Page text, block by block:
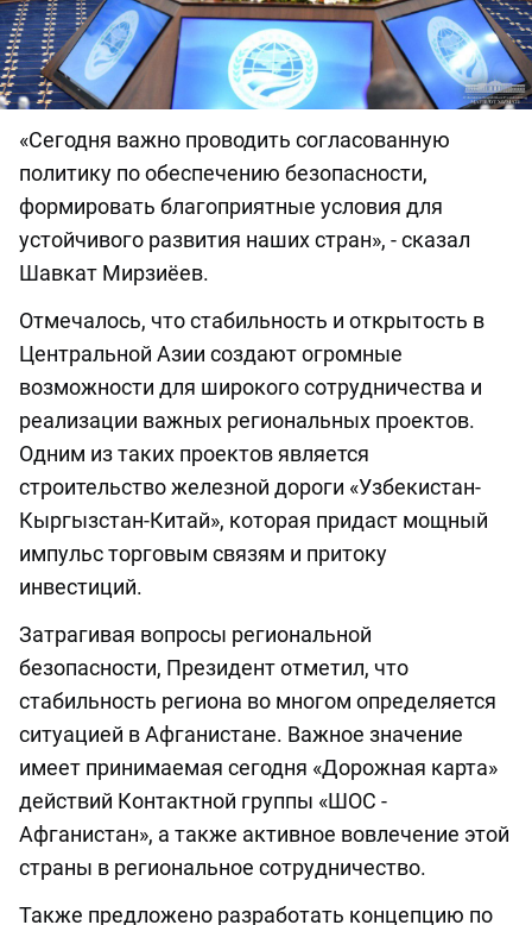
«Сегодня важно проводить согласованную
политику по обеспечению безопасности,
формировать благоприятные условия для
устойчивого развития наших стран», - сказал
Шавкат Мирзиёев.
Отмечалось, что стабильность и открытость в
Центральной Азии создают огромные
возможности для широкого сотрудничества и
реализации важных региональных проектов.
Одним из таких проектов является
строительство железной дороги «Узбекистан-
Кыргызстан-Китай», которая придаст мощный
импульс торговым связям и притоку
инвестиций.
Затрагивая вопросы региональной
безопасности, Президент отметил, что
стабильность региона во многом определяется
ситуацией в Афганистане. Важное значение
имеет принимаемая сегодня «Дорожная карта»
действий Контактной группы «ШОС -
Афганистан», а также активное вовлечение этой
страны в региональное сотрудничество.
Также предложено разработать концепцию по